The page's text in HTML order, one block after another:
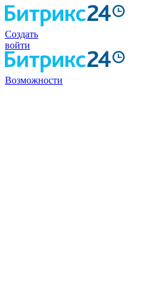
Создать
войти
Возможности